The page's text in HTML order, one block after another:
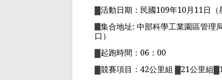
▓活動日期： 民國109年10月11日
▓集合地址: 中部科學工業園區管理
口）
▓起跑時間： 06 ： 00
▓競賽項目： 42公里組 ▓21公里組